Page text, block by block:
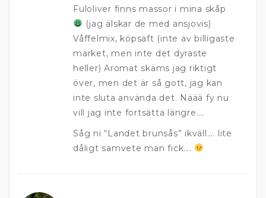
Fuloliver finns massor i mina skåp
(jag älskar de med ansjovis)
Våffelmix, köpsaft (inte av billigaste
märket, men inte det dyraste
heller) Aromat skäms jag riktigt
över, men det är så gott, jag kan
inte sluta använda det. Näää fy nu
vill jag inte fortsätta längre….
Såg ni “Landet brunsås” ikväll…. lite
dåligt samvete man fick….